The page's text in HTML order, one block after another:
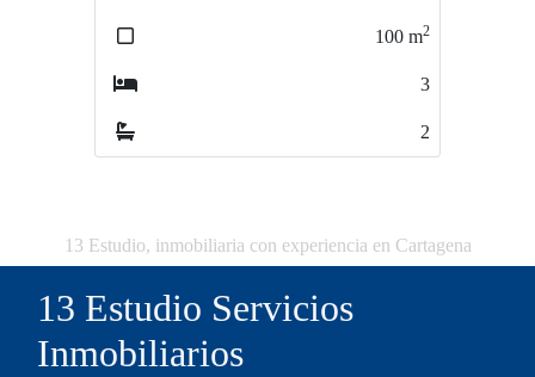
13 Estudio, inmobiliaria con experiencia en Cartagena
13 Estudio Servicios
Inmobiliarios